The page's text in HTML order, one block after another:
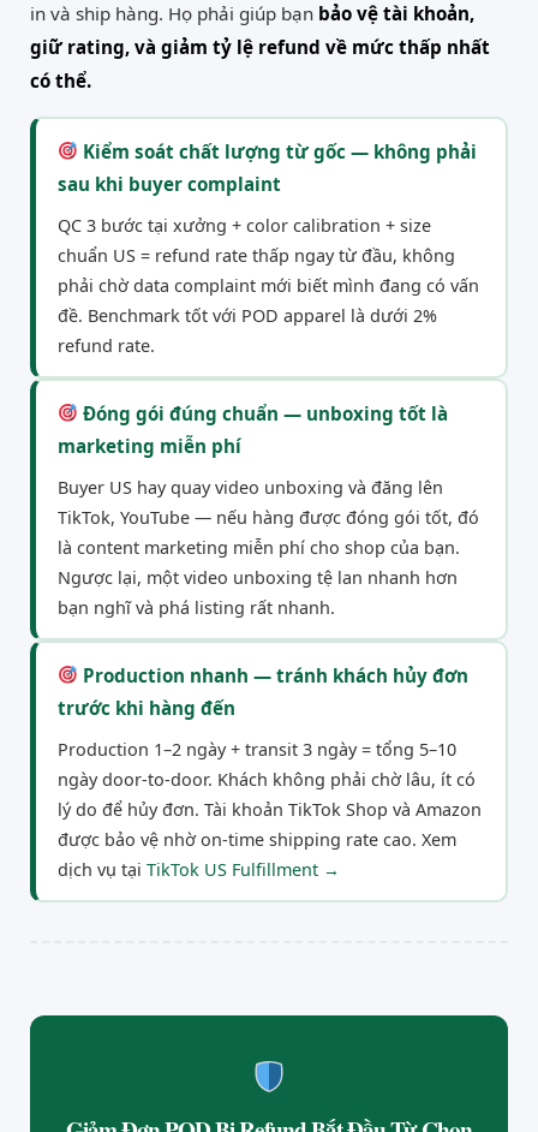
in và ship hàng. Họ phải giúp bạn bảo vệ tài khoản,
giữ rating, và giảm tỷ lệ refund về mức thấp nhất
có thể.
Kiểm soát chất lượng từ gốc — không phải
sau khi buyer complaint
QC 3 bước tại xưởng + color calibration + size
chuẩn US = refund rate thấp ngay từ đầu, không
phải chờ data complaint mới biết mình đang có vấn
đề. Benchmark tốt với POD apparel là dưới 2%
refund rate.
Đóng gói đúng chuẩn — unboxing tốt là
marketing miễn phí
Buyer US hay quay video unboxing và đăng lên
TikTok, YouTube — nếu hàng được đóng gói tốt, đó
là content marketing miễn phí cho shop của bạn.
Ngược lại, một video unboxing tệ lan nhanh hơn
bạn nghĩ và phá listing rất nhanh.
Production nhanh — tránh khách hủy đơn
trước khi hàng đến
Production 1–2 ngày + transit 3 ngày = tổng 5–10
ngày door-to-door. Khách không phải chờ lâu, ít có
lý do để hủy đơn. Tài khoản TikTok Shop và Amazon
được bảo vệ nhờ on-time shipping rate cao. Xem
dịch vụ tại TikTok US Fulfillment →